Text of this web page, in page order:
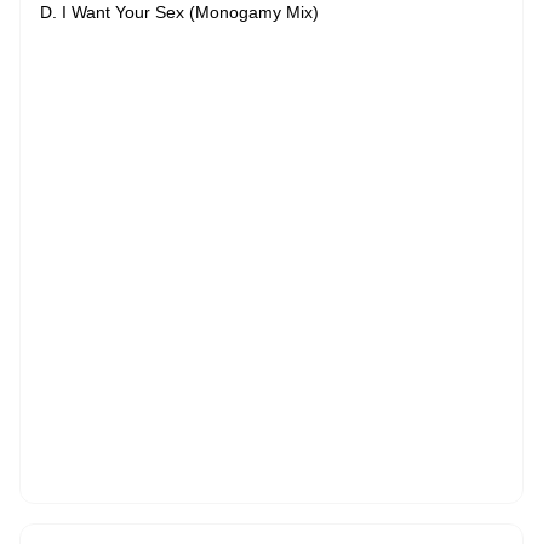
D. I Want Your Sex (Monogamy Mix)